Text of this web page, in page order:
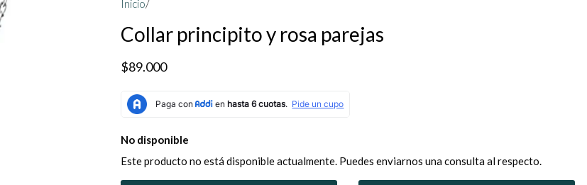
Inicio/
Collar principito y rosa parejas
$89.000
No disponible
Este producto no está disponible actualmente. Puedes enviarnos una consulta al respecto.